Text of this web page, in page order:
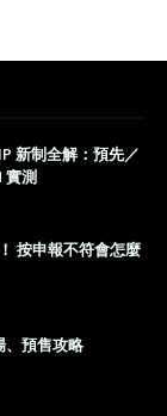
新制全解：預先／
實測
按申報不符會怎麼
、預售攻略